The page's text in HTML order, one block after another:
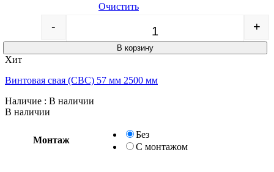
Очистить
Quantity
- +
В корзину
Хит
Винтовая свая (СВС) 57 мм 2500 мм
Наличие : В наличии
В наличии
Монтаж
Без
С монтажом